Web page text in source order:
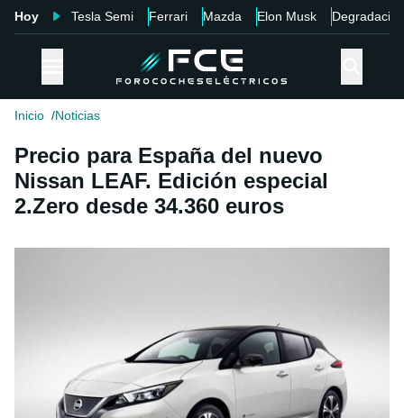
Hoy Tesla Semi Ferrari Mazda Elon Musk Degradación
Inicio Noticias
Precio para España del nuevo
Nissan LEAF. Edición especial
2.Zero desde 34.360 euros